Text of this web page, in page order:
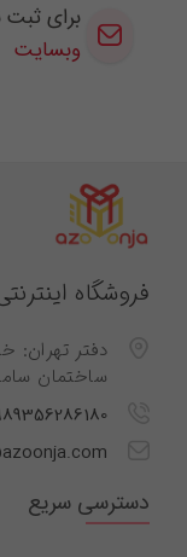
برای ثبت
وبسایت
فروشگاه
دفتر تهران:
ساختمان
دسترسی سریع